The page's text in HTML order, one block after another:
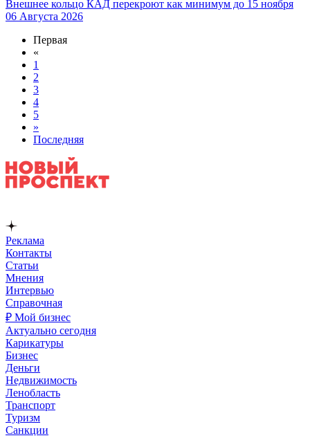
Внешнее кольцо КАД перекроют как минимум до 15 ноября
06 Августа 2026
Первая
«
1
2
3
4
5
»
Последняя
Реклама
Контакты
Статьи
Мнения
Интервью
Справочная
₽ Мой бизнес
Актуально сегодня
Карикатуры
Бизнес
Деньги
Недвижимость
Ленобласть
Транспорт
Туризм
Санкции